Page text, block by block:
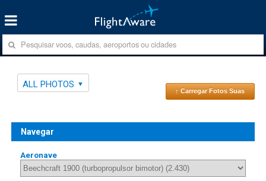
ALL PHOTOS
↑ Carregar Fotos Suas
Navegar
Aeronave